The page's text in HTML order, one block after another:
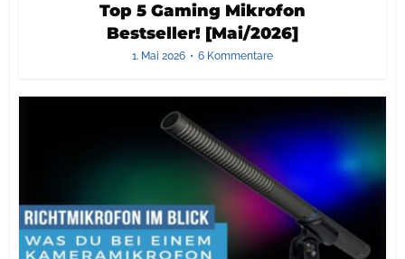
Top 5 Gaming Mikrofon
Bestseller! [Mai/2026]
1. Mai 2026 6 Kommentare